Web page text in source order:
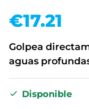
€17.21
Golpea
aguas
Disponible